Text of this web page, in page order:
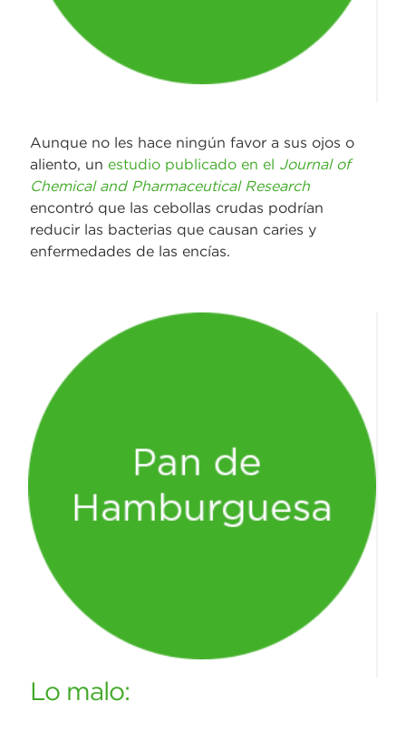
Aunque no les hace ningún favor a sus ojos o
aliento, unestudio publicado en el Journal of
Chemical and Pharmaceutical Research
encontró que las cebollas crudas podrían
reducir las bacterias que causan caries y
enfermedades de las encías.
Lo malo: